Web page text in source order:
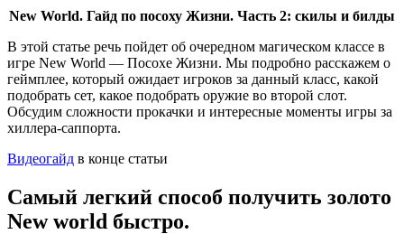
New World. Гайд по посоху Жизни. Часть 2: скилы и билды
В этой статье речь пойдет об очередном магическом классе в
игре New World — Посохе Жизни. Мы подробно расскажем о
геймплее, который ожидает игроков за данный класс, какой
подобрать сет, какое подобрать оружие во второй слот.
Обсудим сложности прокачки и интересные моменты игры за
хиллера-саппорта.
Видеогайд в конце статьи
Самый легкий способ получить золото
New world быстро.